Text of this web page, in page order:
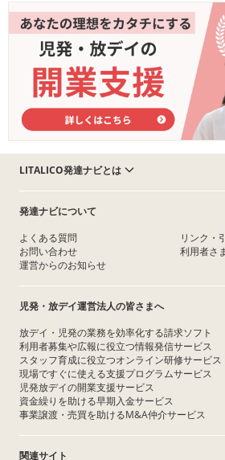
LITALICO発達ナビとは
発達ナビについて
よくある質問
お問い合わせ
運営からのお知らせ
リンク・
利用者さ
児発・放デイ運営法人の皆さまへ
放デイ・児発の業務を効率化する請求ソフト
利用者募集や広報に役立つ情報発信サービス
スタッフ育成に役立つオンライン研修サービス
現場ですぐに使える支援プログラムサービス
児発放デイの開業支援サービス
資金繰りを助ける早期入金サービス
事業譲渡・売買を助けるM&A仲介サービス
関連サイト